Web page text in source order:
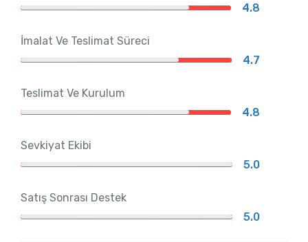
4.8
İmalat Ve Teslimat Süreci
4.7
Teslimat Ve Kurulum
4.8
Sevkiyat Ekibi
5.0
Satış Sonrası Destek
5.0